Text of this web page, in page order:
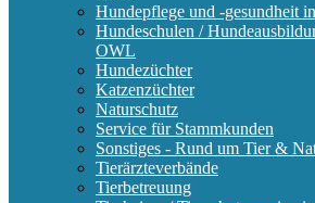
Hundepflege und -gesundheit
Hundeschulen /
OWL
Hundezüchter
Katzenzüchter
Naturschutz
Service für Stammkunden
Sonstiges - Rund um Tier &
Tierärzteverbände
Tierbetreuung